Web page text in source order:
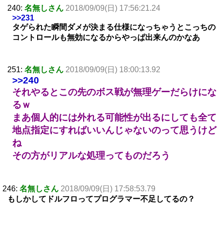
240: 名無しさん 2018/09/09(日) 17:56:21.24
>>231
タゲられた瞬間ダメが決まる仕様になっちゃうとこっちの
コントロールも無効になるからやっぱ出来んのかなあ
251: 名無しさん 2018/09/09(日) 18:00:13.92
>>240
それやるとこの先のボス戦が無理ゲーだらけにな
るｗ
まあ個人的には外れる可能性が出るにしても全て
地点指定にすればいいんじゃないのって思うけど
ね
その方がリアルな処理ってものだろう
246: 名無しさん 2018/09/09(日) 17:58:53.79
もしかしてドルフロってプログラマー不足してるの？